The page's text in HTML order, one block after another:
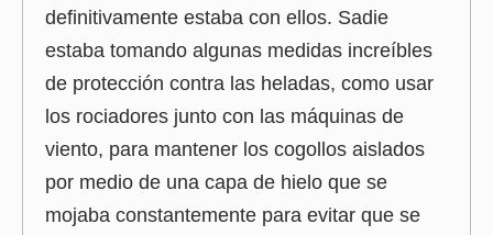
definitivamente estaba con ellos. Sadie
estaba tomando algunas medidas increíbles
de protección contra las heladas, como usar
los rociadores junto con las máquinas de
viento, para mantener los cogollos aislados
por medio de una capa de hielo que se
mojaba constantemente para evitar que se